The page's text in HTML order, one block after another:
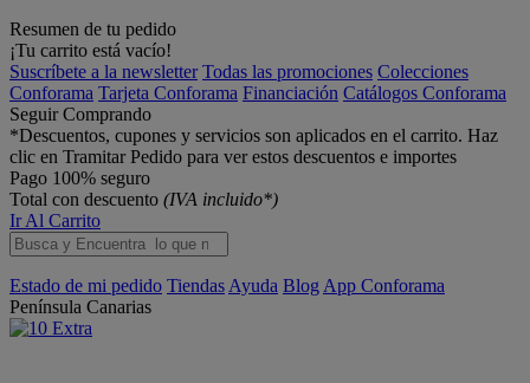
Resumen de tu pedido
¡Tu carrito está vacío!
Suscríbete a la newsletter Todas las promociones Colecciones
Conforama Tarjeta Conforama Financiación Catálogos Conforama
Seguir Comprando
*Descuentos, cupones y servicios son aplicados en el carrito. Haz
clic en Tramitar Pedido para ver estos descuentos e importes
Pago 100% seguro
Total con descuento (IVA incluido*)
Ir Al Carrito
Estado de mi pedido Tiendas Ayuda Blog App Conforama
Península Canarias